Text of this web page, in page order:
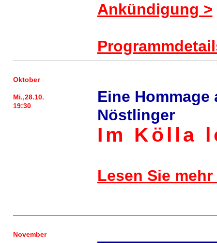
Ankündigung >
Oktober
Mi.,28.10.
19:30
Eine
Nöstlinger
Im Kölla
Lesen Sie mehr
November